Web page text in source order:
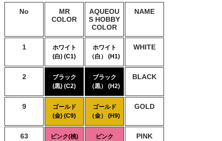
No
MR
COLOR
AQUEOU
S HOBBY
COLOR
NAME
1
ホワイト
(白) (C1)
ホワイト
（白） (H1)
WHITE
2
ブラック
(黒) (C2)
ブラック
（黒） (H2)
BLACK
9
ゴールド
(金) (C9)
ゴールド
（金） (H9)
GOLD
63
ピンク(桃)
ピンク
PINK